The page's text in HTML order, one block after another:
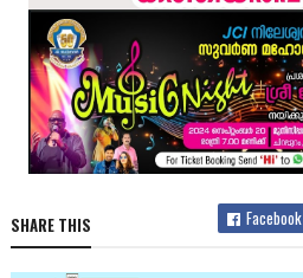
SHARE THIS Facebook